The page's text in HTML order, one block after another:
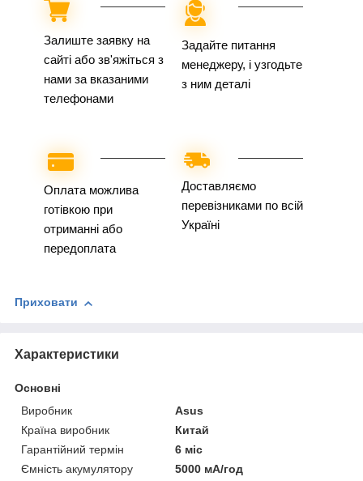
Залиште заявку на
сайті або зв'яжіться з
нами за вказаними
телефонами
Задайте питання
менеджеру, і узгодьте
з ним деталі
Оплата можлива
готівкою при
отриманні або
передоплата
Доставляємо
перевізниками по всій
Україні
Приховати
Характеристики
Основні
Виробник
Asus
Країна виробник
Китай
Гарантійний термін
6 міс
Ємність акумулятору
5000 мА/год